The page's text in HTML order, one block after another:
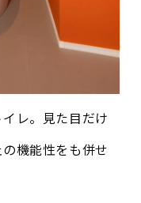
レ。見た目だけ
機能性をも併せ